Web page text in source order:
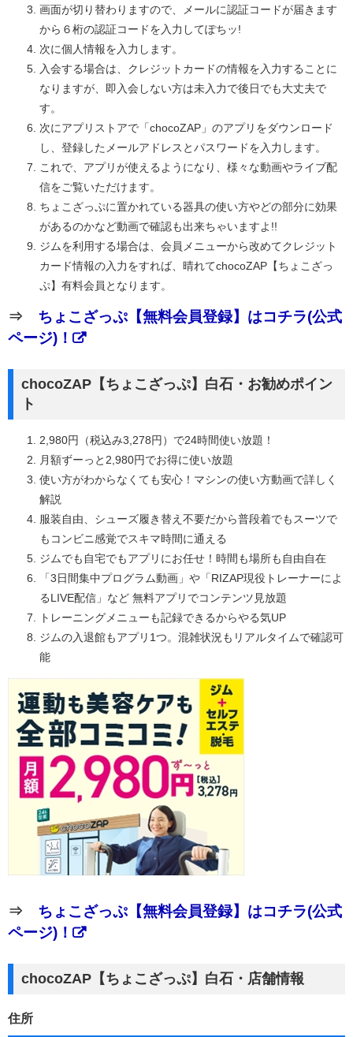
画面が切り替わりますので、メールに認証コードが届きます
から６桁の認証コードを入力してぽちッ!
次に個人情報を入力します。
入会する場合は、クレジットカードの情報を入力することに
なりますが、即入会しない方は未入力で後日でも大丈夫で
す。
次にアプリストアで「chocoZAP」のアプリをダウンロード
し、登録したメールアドレスとパスワードを入力します。
これで、アプリが使えるようになり、様々な動画やライブ配
信をご覧いただけます。
ちょこざっぷに置かれている器具の使い方やどの部分に効果
があるのかなど動画で確認も出来ちゃいますよ!!
ジムを利用する場合は、会員メニューから改めてクレジット
カード情報の入力をすれば、晴れてchocoZAP【ちょこざっ
ぷ】有料会員となります。
⇒ ちょこざっぷ【無料会員登録】はコチラ(公式
ページ)！
chocoZAP【ちょこざっぷ】白石・お勧めポイン
ト
2,980円（税込み3,278円）で24時間使い放題！
月額ずーっと2,980円でお得に使い放題
使い方がわからなくても安心！マシンの使い方動画で詳しく
解説
服装自由、シューズ履き替え不要だから普段着でもスーツで
もコンビニ感覚でスキマ時間に通える
ジムでも自宅でもアプリにお任せ！時間も場所も自由自在
「3日間集中プログラム動画」や「RIZAP現役トレーナーによ
るLIVE配信」など 無料アプリでコンテンツ見放題
トレーニングメニューも記録できるからやる気UP
ジムの入退館もアプリ1つ。混雑状況もリアルタイムで確認可
能
⇒ ちょこざっぷ【無料会員登録】はコチラ(公式
ページ)！
chocoZAP【ちょこざっぷ】白石・店舗情報
住所